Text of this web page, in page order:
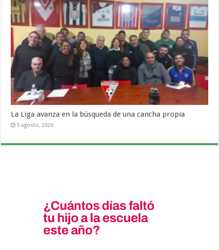
La Liga avanza en la búsqueda de una cancha propia
5 agosto, 2026